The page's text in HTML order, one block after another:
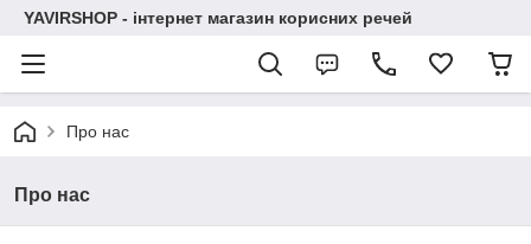
YAVIRSHOP - інтернет магазин корисних речей
Про нас
Про нас